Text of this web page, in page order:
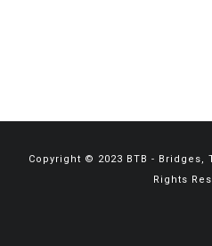
Copyright © 2023 BTB - Bridges,
Rights